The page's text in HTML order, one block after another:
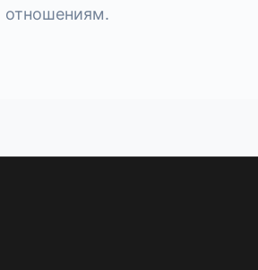
отношениям.